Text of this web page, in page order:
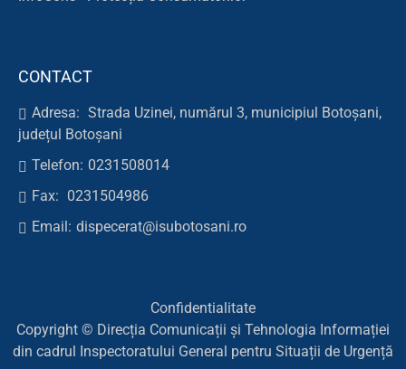
CONTACT
Adresa: Strada Uzinei, numărul 3, municipiul Botoșani,
județul Botoșani
Telefon: 0231508014
Fax: 0231504986
Email: dispecerat@isubotosani.ro
Confidentialitate
Copyright © Direcția Comunicații și Tehnologia Informației
din cadrul Inspectoratului General pentru Situații de Urgență